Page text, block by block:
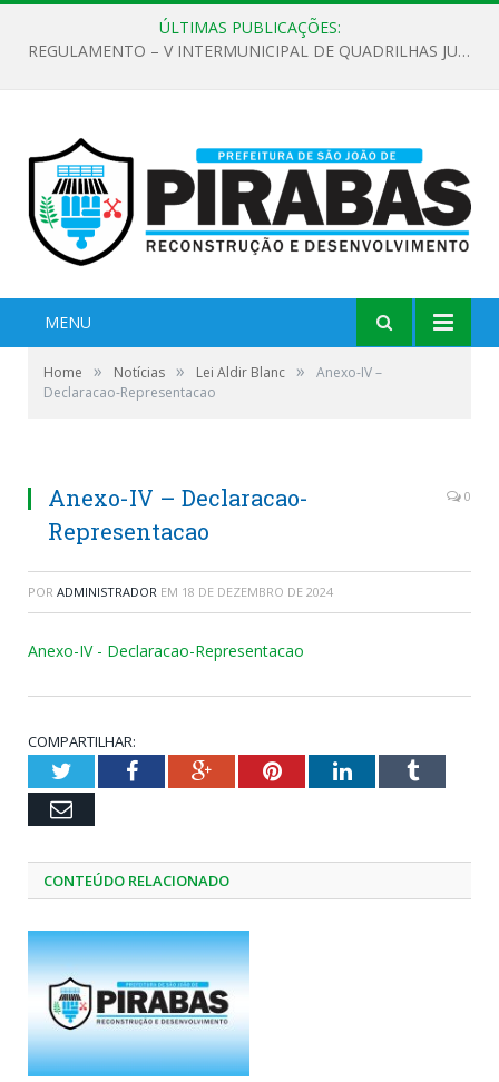
ÚLTIMAS PUBLICAÇÕES:
EDITAL DE CHAMAMENTO PÚBLICO Nº 02/2026
MENU
Home » Notícias » Lei Aldir Blanc »
Anexo-IV –
Declaracao-Representacao
Anexo-IV – Declaracao-
Representacao
0
POR ADMINISTRADOR EM 18 DE DEZEMBRO DE 2024
Anexo-IV - Declaracao-Representacao
COMPARTILHAR:
TwitterFacebookGoogle+PinterestLinkedInTumblr
Email
CONTEÚDO RELACIONADO